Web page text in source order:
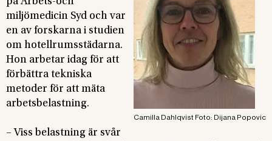
Camilla Dahlqvist Foto: Dijana Popovic
miljömedicin Syd och var
en av forskarna i studien
om hotellrumsstädarna.
Hon arbetar idag för att
förbättra tekniska
metoder för att mäta
arbetsbelastning.
– Viss belastning är svår